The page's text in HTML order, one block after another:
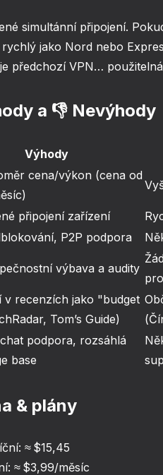
simultánní připojení.
rychlý jako Nord nebo
předchozí VPN…
a 👎 Nevýhody
Výhody
cena/výkon (cena od
připojení zařízení
P2P podpora
výbava a audity
v recenzích jako "budget
Tom’s Guide)
podpora, rozsáhlá
base
& plány
≈ $15,45
≈ $3,99/měsíc